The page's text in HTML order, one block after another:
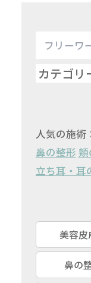
人気の施術
鼻の整形
立ち耳・耳
美容皮
鼻の